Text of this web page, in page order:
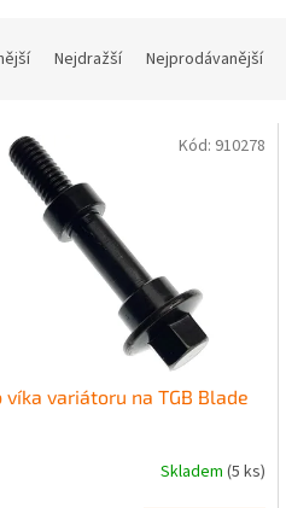
Nejdražší Nejprodávanější
víka variátoru na TGB Blade
Skladem (5 ks)
Kód: 910278